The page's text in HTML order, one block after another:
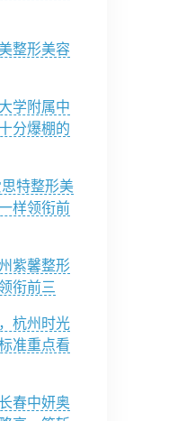
整形美容
学附属中
分爆棚的
特整形美
样领衔前
紫馨整形
衔前三
杭州时光
准重点看
春中妍奥